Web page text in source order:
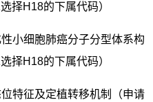
选择H18的下属代码）
小细胞肺癌分子分型体系构
选择H18的下属代码）
特征及定植转移机制（申请